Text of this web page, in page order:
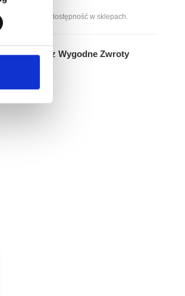
aby sprawdzić dostępność w sklepach.
14 dni przez Wygodne Zwroty